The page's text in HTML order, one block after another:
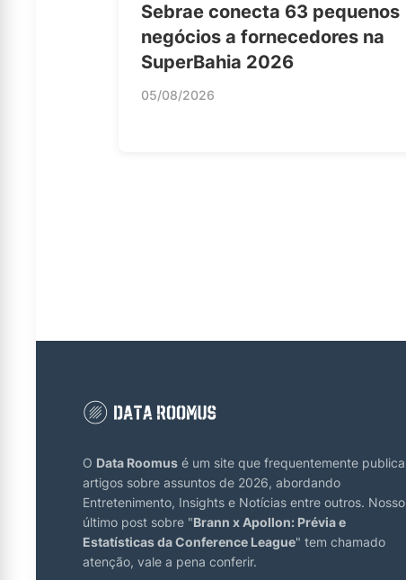
Sebrae conecta 63 pequenos
negócios a fornecedores na
SuperBahia 2026
05/08/2026
O Data Roomus é um site que frequentemente publica
artigos sobre assuntos de 2026, abordando
Entretenimento, Insights e Notícias entre outros. Nosso
último post sobre "Brann x Apollon: Prévia e
Estatísticas da Conference League" tem chamado
atenção, vale a pena conferir.